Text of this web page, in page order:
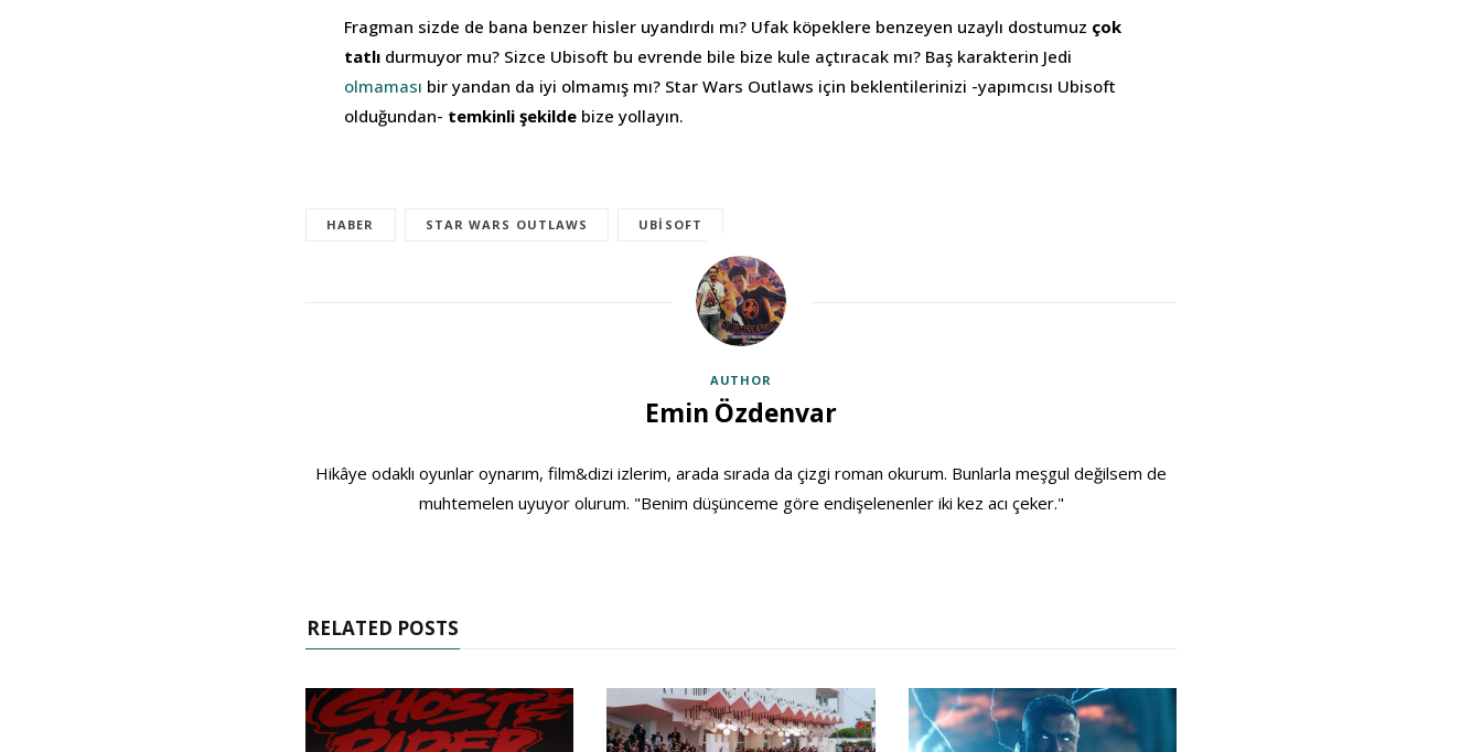
Fragman sizde de bana benzer hisler uyandırdı mı? Ufak köpeklere benzeyen uzaylı dostumuz çok
tatlı durmuyor mu? Sizce Ubisoft bu evrende bile bize kule açtıracak mı? Baş karakterin Jedi
olmaması bir yandan da iyi olmamış mı? Star Wars Outlaws için beklentilerinizi -yapımcısı Ubisoft
olduğundan- temkinli şekilde bize yollayın.
HABER STAR WARS OUTLAWS UBISOFT
AUTHOR
Emin Özdenvar
Hikâye odaklı oyunlar oynarım, film&dizi izlerim, arada sırada da çizgi roman okurum. Bunlarla meşgul değilsem de
muhtemelen uyuyor olurum. "Benim düşünceme göre endişelenenler iki kez acı çeker."
RELATED POSTS